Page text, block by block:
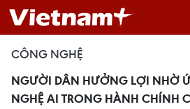
CÔNG NGHỆ
NGƯỜI DÂN HƯỞNG LỢI NHỜ
NGHỆ AI TRONG HÀNH CHÍNH